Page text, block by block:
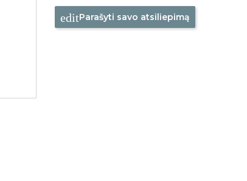
editParašyti savo atsiliepimą